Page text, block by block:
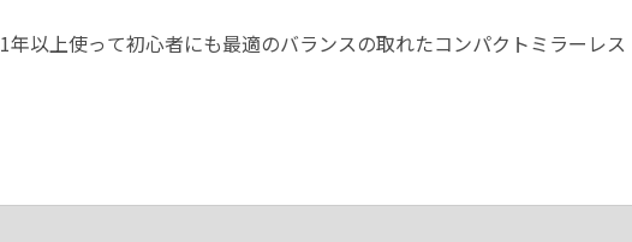
ソニー α6400 レビュー | 1年以上使って初心者にも最適のバランスの取れたコンパクトミラーレス